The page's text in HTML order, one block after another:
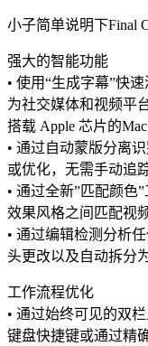
小子简单说明下Final
强大的智能功能
• 使用“生成字幕”快
为社交媒体和视频平
搭载 Apple 芯片的
• 通过自动蒙版分离
或优化，无需手动追
• 通过全新”匹配颜色
效果风格之间匹配视
• 通过编辑检测分析
头更改以及自动拆分
工作流程优化
• 通过始终可见的双
键盘快捷键或通过精